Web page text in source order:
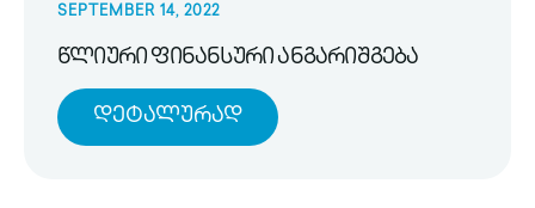
SEPTEMBER 14, 2022
წლიური ფინანსური ანგარიშგება
Დეტალურად